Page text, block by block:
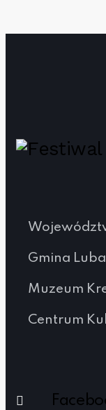
Gmina
Muzeum
Centrum